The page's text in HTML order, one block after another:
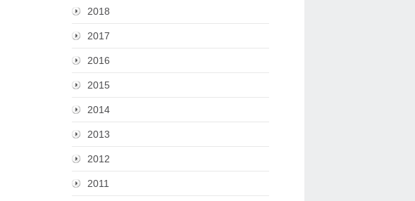
2018
2017
2016
2015
2014
2013
2012
2011